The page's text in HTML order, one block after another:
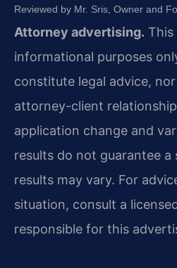
Reviewed by Mr. Sris, Owner and
Attorney advertising. This
informational purposes
constitute legal advice,
attorney-client
application change and
results do not guarantee a
results may vary. For
situation, consult a
responsible for this